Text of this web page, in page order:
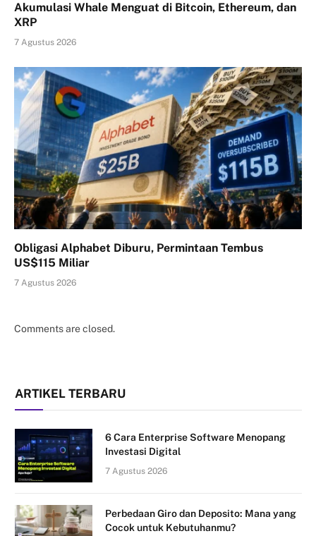
Akumulasi Whale Menguat di Bitcoin, Ethereum, dan
XRP
7 Agustus 2026
Obligasi Alphabet Diburu, Permintaan Tembus
US$115 Miliar
7 Agustus 2026
Comments are closed.
ARTIKEL TERBARU
6 Cara Enterprise Software Menopang
Investasi Digital
7 Agustus 2026
Perbedaan Giro dan Deposito: Mana yang
Cocok untuk Kebutuhanmu?